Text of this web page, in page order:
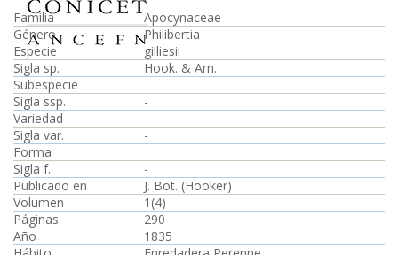
Familia
Apocynaceae
Género
Philibertia
Especie
gilliesii
Sigla sp.
Hook. & Arn.
Subespecie
Sigla ssp.
-
Variedad
Sigla var.
-
Forma
Sigla f.
-
Publicado en
J. Bot. (Hooker)
Volumen
1(4)
Páginas
290
Año
1835